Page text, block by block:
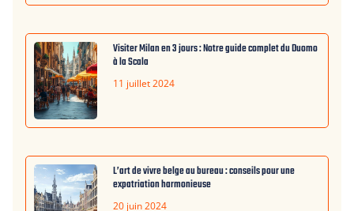
Visiter Milan en 3 jours : Notre guide complet du Duomo
à la Scala
11 juillet 2024
L’art de vivre belge au bureau : conseils pour une
expatriation harmonieuse
20 juin 2024